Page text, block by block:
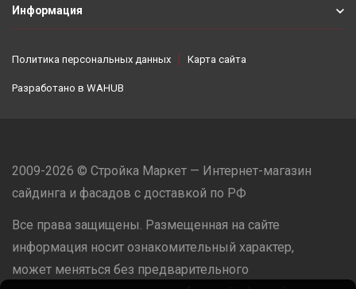
Информация
Политика персональных данных Карта сайта
Разработано в WAHUB
2009-2026 © Стройка Маркет — Интернет-магазин
сайдинга и фасадов с доставкой по РФ
Все права защищены. Размещенная на сайте
информация носит ознакомительный характер,
может меняться без предварительного